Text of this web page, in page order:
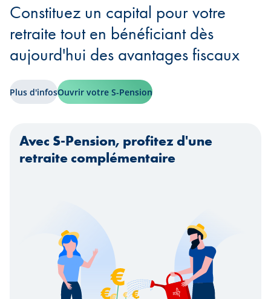
Constituez un capital pour votre
retraite tout en bénéficiant dès
aujourd'hui des avantages fiscaux
Plus d'infosOuvrir votre S-Pension
Avec S-Pension, profitez d'une
retraite complémentaire